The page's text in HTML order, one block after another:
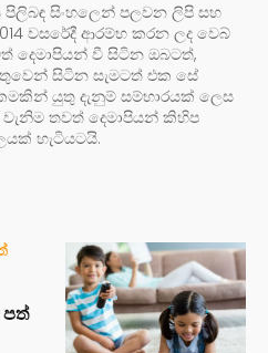
සිංහලෙන් පලවන ලිපි සහ
වසරේදී ආරම්භ කරන ලද වෙබ්
දෙමාපියන් වී සිටින ඔබටත්,
සිටින සැමටත් එක සේ
යුතු දැනුම් සම්භාරයක් ලෙස
තවත් දෙමාපියන් කිහිප
හැටියටයි.